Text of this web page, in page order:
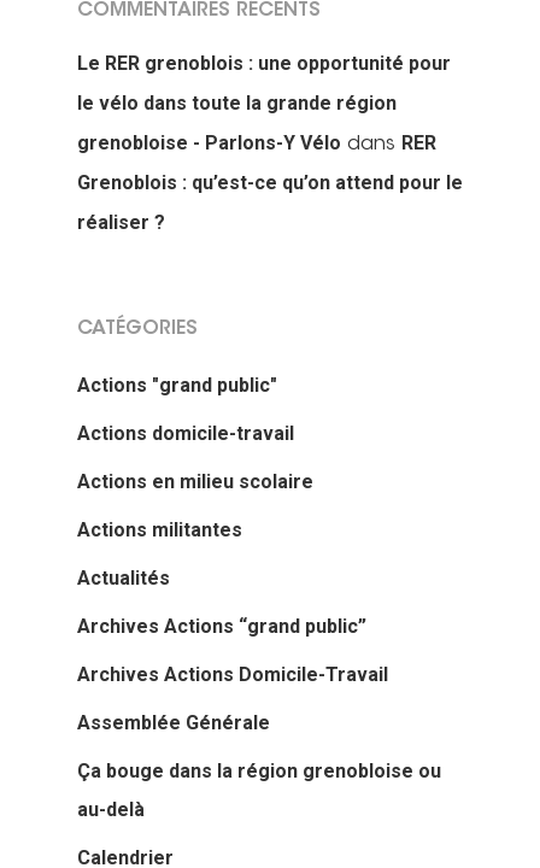
COMMENTAIRES RÉCENTS
Le RER grenoblois : une opportunité pour
le vélo dans toute la grande région
grenobloise - Parlons-Y Vélo dans RER
Grenoblois : qu’est-ce qu’on attend pour le
réaliser ?
CATÉGORIES
Actions "grand public"
Actions domicile-travail
Actions en milieu scolaire
Actions militantes
Actualités
Archives Actions “grand public”
Archives Actions Domicile-Travail
Assemblée Générale
Ça bouge dans la région grenobloise ou
au-delà
Calendrier